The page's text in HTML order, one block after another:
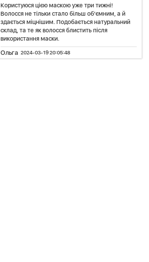
Користуюся цією маскою уже три тижні!
Волосся не тільки стало більш об'ємним, а й
здається міцнішим. Подобається натуральний
склад, та те як волосся блистить після
використання маски.
Ольга 2024-03-19 20:05:48